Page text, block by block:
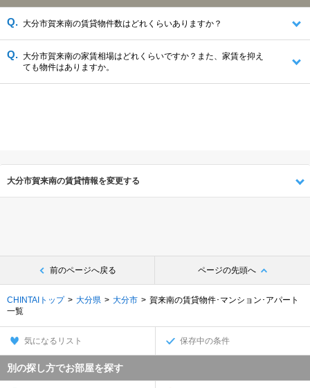
大分市賀来南の賃貸物件数はどれくらいありますか？
大分市賀来南の家賃相場はどれくらいですか？また、家賃を抑え
ても物件はありますか。
大分市賀来南の賃貸情報を変更する
前のページへ戻る ページの先頭へ
CHINTAIトップ 大分県 大分市
賀来南の賃貸物件･マンション･アパート
一覧
気になるリスト 保存中の条件
別の探し方でお部屋を探す